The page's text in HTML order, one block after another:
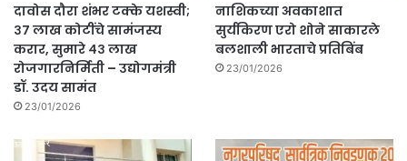
दावोस दौरा शंभर टक्के यशस्वी;
३७ लाख कोटींचे सामंजस्य
करार, सुमारे ४३ लाख
रोजगारनिर्मिती – उद्योगमंत्री
डॉ. उदय सामंत
23/01/2026
नाशिकच्या अवकाशात
सुर्यकिरण एरो शोने साकारले
बलशाली भारताचे प्रतिबिंब
23/01/2026